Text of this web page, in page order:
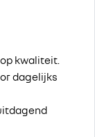
kwaliteit.
dagelijks